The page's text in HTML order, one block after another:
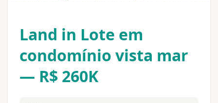
Land in Lote em
condomínio vista mar
— R$ 260K